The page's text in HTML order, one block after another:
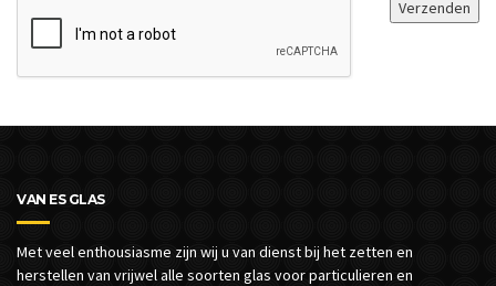
VAN ES GLAS
Met veel enthousiasme zijn wij u van dienst bij het zetten en
herstellen van vrijwel alle soorten glas voor particulieren en